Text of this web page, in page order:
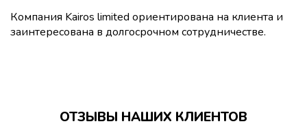
Компания Kairos limited ориентирована на клиента и
заинтересована в долгосрочном сотрудничестве.
ОТЗЫВЫ НАШИХ КЛИЕНТОВ